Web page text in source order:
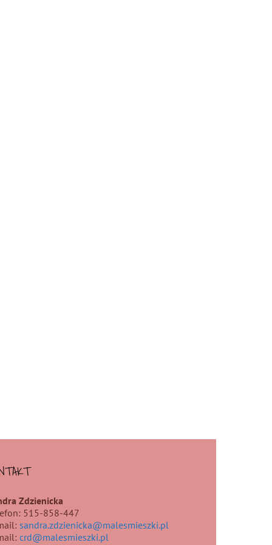
Zdzienicka
515-858-447
sandra.zdzienicka@malesmieszki.pl
crd@malesmieszki.pl